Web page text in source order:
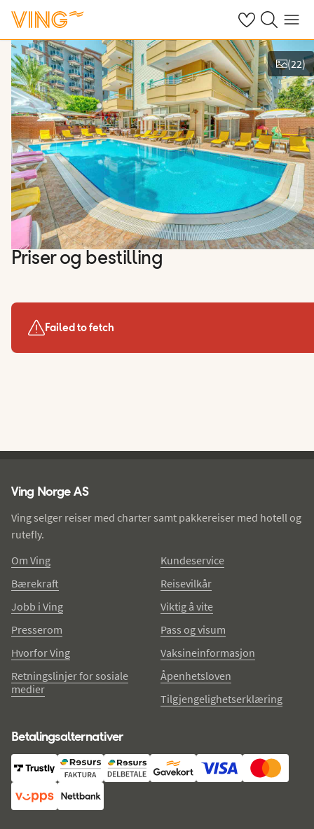
Se dine sparte
Søk påMeny
Vis bilder
(22)
Priser og bestilling
Failed to fetch
Ving Norge AS
Ving selger reiser med charter samt pakkereiser med hotell og
rutefly.
Om Ving
Bærekraft
Jobb i Ving
Presserom
Hvorfor Ving
Retningslinjer for sosiale
medier
Kundeservice
Reisevilkår
Viktig å vite
Pass og visum
Vaksineinformasjon
Åpenhetsloven
Tilgjengelighetserklæring
Betalingsalternativer